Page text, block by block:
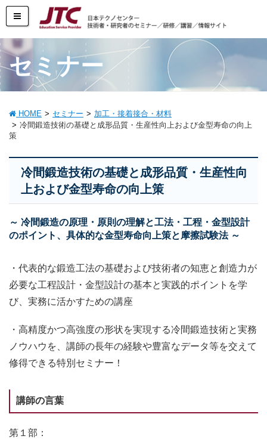
セミナー
HOME セミナー
加工・接着接合・材料
冷間鍛造技術の基礎と成形品質・生産性向上および金型寿命の向上
策
冷間鍛造技術の基礎と成形品質・生産性向
上および金型寿命の向上策
～ 冷間鍛造の原理・原則の理解と工法・工程・金型設計
のポイント、具体的な金型寿命向上策と摩擦試験法 ～
・代表的な鍛造工法の基礎および技術者の知恵と創造力が
必要な工程設計・金型設計の基本と実践的ポイントを学
び、実務に活かすための講座
・高精度かつ高強度の形状を実現する冷間鍛造技術と実務
ノウハウを、講師の長年の経験や豊富なデータ等を交えて
修得できる特別セミナー！
講師の言葉
第１部：